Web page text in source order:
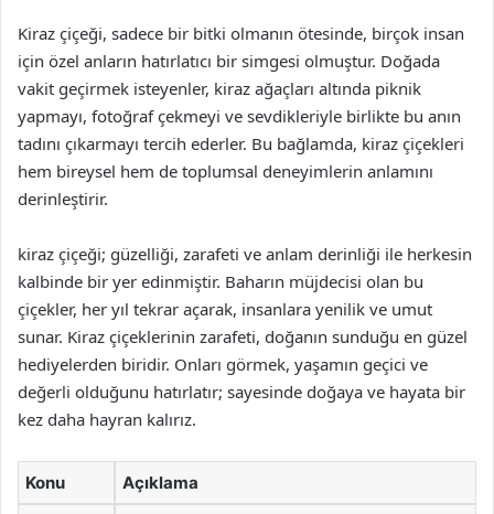
Kiraz çiçeği, sadece bir bitki olmanın ötesinde, birçok insan
için özel anların hatırlatıcı bir simgesi olmuştur. Doğada
vakit geçirmek isteyenler, kiraz ağaçları altında piknik
yapmayı, fotoğraf çekmeyi ve sevdikleriyle birlikte bu anın
tadını çıkarmayı tercih ederler. Bu bağlamda, kiraz çiçekleri
hem bireysel hem de toplumsal deneyimlerin anlamını
derinleştirir.
kiraz çiçeği; güzelliği, zarafeti ve anlam derinliği ile herkesin
kalbinde bir yer edinmiştir. Baharın müjdecisi olan bu
çiçekler, her yıl tekrar açarak, insanlara yenilik ve umut
sunar. Kiraz çiçeklerinin zarafeti, doğanın sunduğu en güzel
hediyelerden biridir. Onları görmek, yaşamın geçici ve
değerli olduğunu hatırlatır; sayesinde doğaya ve hayata bir
kez daha hayran kalırız.
Konu Açıklama